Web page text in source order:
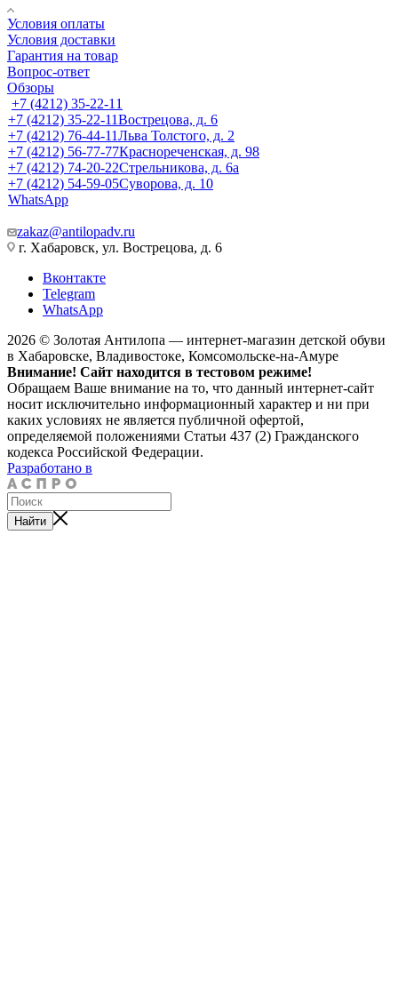
Условия оплаты
Условия доставки
Гарантия на товар
Вопрос-ответ
Обзоры
+7 (4212) 35-22-11
+7 (4212) 35-22-11Вострецова, д. 6
+7 (4212) 76-44-11Льва Толстого, д. 2
+7 (4212) 56-77-77Краснореченская, д. 98
+7 (4212) 74-20-22Стрельникова, д. 6а
+7 (4212) 54-59-05Суворова, д. 10
WhatsApp
zakaz@antilopadv.ru
г. Хабаровск, ул. Вострецова, д. 6
Вконтакте
Telegram
WhatsApp
2026 © Золотая Антилопа — интернет-магазин детской обуви
в Хабаровске, Владивостоке, Комсомольске-на-Амуре
Внимание! Сайт находится в тестовом режиме!
Обращаем Ваше внимание на то, что данный интернет-сайт
носит исключительно информационный характер и ни при
каких условиях не является публичной офертой,
определяемой положениями Статьи 437 (2) Гражданского
кодекса Российской Федерации.
Разработано в
Найти